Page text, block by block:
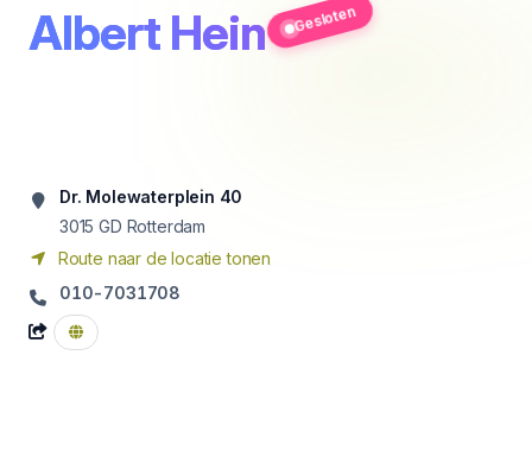
Albert Hein Gesloten
Dr. Molewaterplein 40
3015 GD Rotterdam
Route naar de locatie tonen
010-7031708